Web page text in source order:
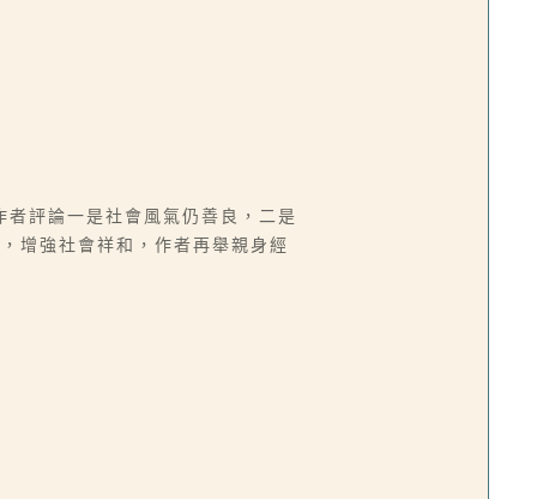
評論一是社會風氣仍善良，二是
增強社會祥和，作者再舉親身經